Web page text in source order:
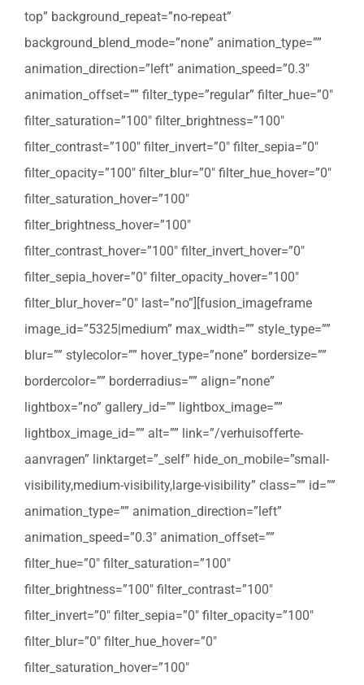
top” background_repeat=”no-repeat”
background_blend_mode=”none” animation_type=””
animation_direction=”left” animation_speed=”0.3″
animation_offset=”” filter_type=”regular” filter_hue=”0″
filter_saturation=”100″ filter_brightness=”100″
filter_contrast=”100″ filter_invert=”0″ filter_sepia=”0″
filter_opacity=”100″ filter_blur=”0″ filter_hue_hover=”0″
filter_saturation_hover=”100″
filter_brightness_hover=”100″
filter_contrast_hover=”100″ filter_invert_hover=”0″
filter_sepia_hover=”0″ filter_opacity_hover=”100″
filter_blur_hover=”0″ last=”no”][fusion_imageframe
image_id=”5325|medium” max_width=”” style_type=””
blur=”” stylecolor=”” hover_type=”none” bordersize=””
bordercolor=”” borderradius=”” align=”none”
lightbox=”no” gallery_id=”” lightbox_image=””
lightbox_image_id=”” alt=”” link=”/verhuisofferte-
aanvragen” linktarget=”_self” hide_on_mobile=”small-
visibility,medium-visibility,large-visibility” class=”” id=””
animation_type=”” animation_direction=”left”
animation_speed=”0.3″ animation_offset=””
filter_hue=”0″ filter_saturation=”100″
filter_brightness=”100″ filter_contrast=”100″
filter_invert=”0″ filter_sepia=”0″ filter_opacity=”100″
filter_blur=”0″ filter_hue_hover=”0″
filter_saturation_hover=”100″